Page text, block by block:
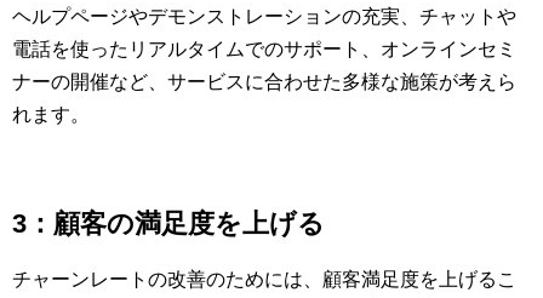
ヘルプページやデモンストレーションの充実、チャットや
電話を使ったリアルタイムでのサポート、オンラインセミ
ナーの開催など、サービスに合わせた多様な施策が考えら
れます。
3：顧客の満足度を上げる
チャーンレートの改善のためには、顧客満足度を上げるこ